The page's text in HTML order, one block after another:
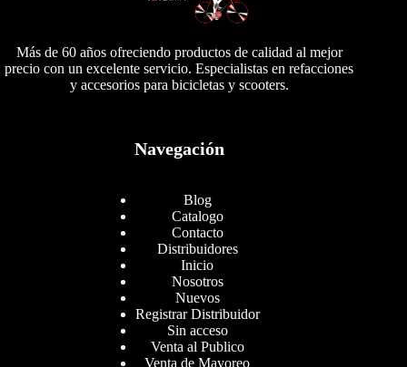
Más de 60 años ofreciendo productos de calidad al mejor
precio con un excelente servicio. Especialistas en refacciones
y accesorios para bicicletas y scooters.
Navegación
Blog
Catalogo
Contacto
Distribuidores
Inicio
Nosotros
Nuevos
Registrar Distribuidor
Sin acceso
Venta al Publico
Venta de Mayoreo